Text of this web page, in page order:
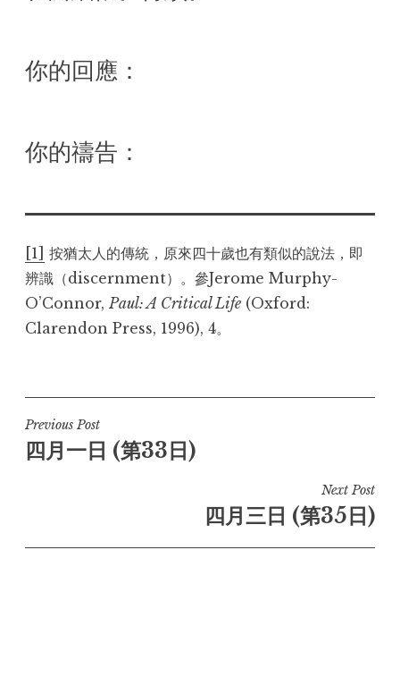
你的回應：
你的禱告：
[1]
按猶太人的傳統，原來四十歲也有類似的說法，即
辨識（discernment）。參Jerome Murphy-
O’Connor,Paul: A Critical Life (Oxford:
Clarendon Press, 1996), 4。
Post
navigation
Previous Post
四月一日 (第33日)
Next Post
四月三日 (第35日)